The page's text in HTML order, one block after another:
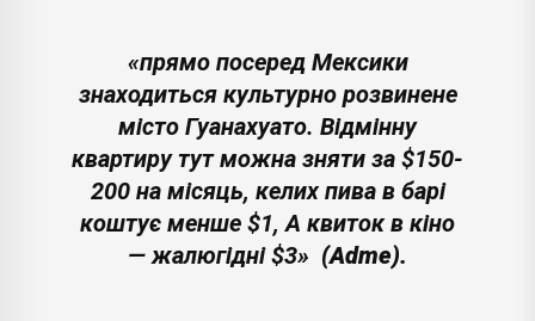
«прямо посеред Мексики
знаходиться культурно розвинене
місто Гуанахуато. Відмінну
квартиру тут можна зняти за $150-
200 на місяць, келих пива в барі
коштує менше $1, А квиток в кіно
— жалюгідні $3» (Adme).